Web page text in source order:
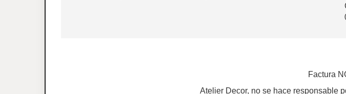
Factura
Atelier Decor, no se hace responsable